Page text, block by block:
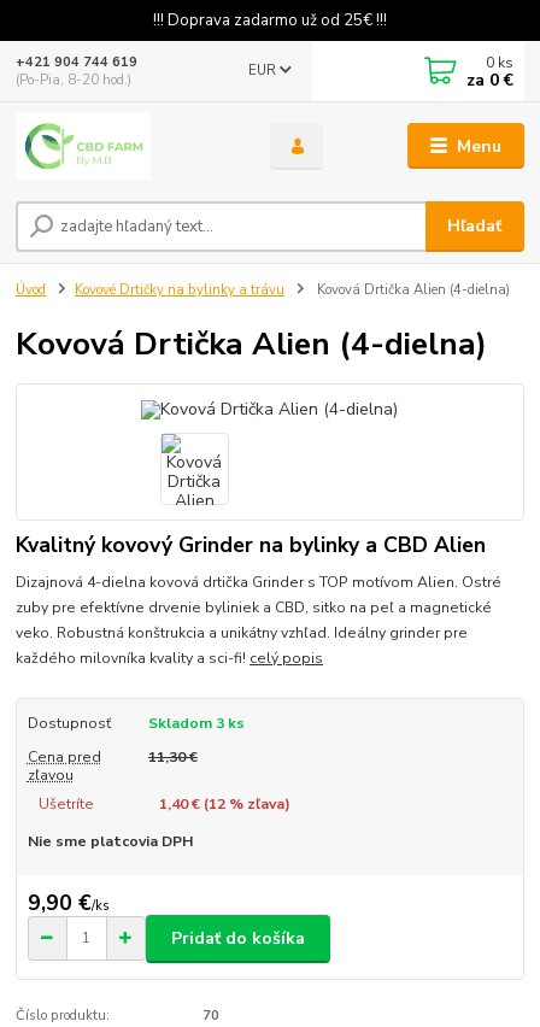
!!! Doprava zadarmo už od 25€ !!!
Menu
EUR
Hľadať
+421 904 744 619
(Po-Pia, 8-20 hod.)
0 ks
za 0 €
Úvod Kovové Drtičky na bylinky a trávu Kovová Drtička Alien (4-dielna)
Kovová Drtička Alien (4-dielna)
Kvalitný kovový Grinder na bylinky a CBD Alien
​Dizajnová 4-dielna kovová drtička Grinder s TOP motívom Alien. Ostré
zuby pre efektívne drvenie byliniek a CBD, sitko na peľ a magnetické
veko. Robustná konštrukcia a unikátny vzhľad. Ideálny grinder pre
každého milovníka kvality a sci-fi! celý popis
Dostupnosť
Skladom 3 ks
Cena pred
zľavou
11,30 €
Ušetríte 1,40 € (12% zľava)
Nie sme platcovia DPH
9,90 €/ks
Pridať do košíka
Číslo produktu: 70